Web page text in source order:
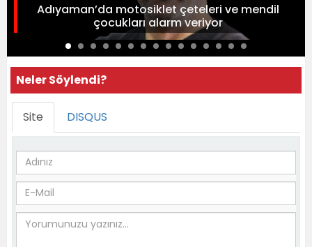
Adıyaman’da motosiklet çeteleri ve mendil
çocukları alarm veriyor
Neler Söylendi?
Site DISQUS